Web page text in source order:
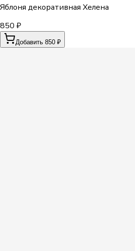
Яблоня декоративная Хелена
850 ₽
Добавить 850 ₽